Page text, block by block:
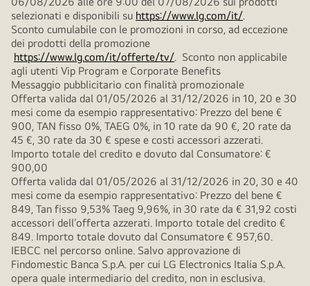
selezionati e disponibili su https://www.lg.com/it/.
Sconto cumulabile con le promozioni in corso, ad eccezione
dei prodotti della promozione
https://www.lg.com/it/offerte/tv/. Sconto non applicabile
agli utenti Vip Program e Corporate Benefits
Messaggio pubblicitario con finalità promozionale
Offerta valida dal 01/05/2026 al 31/12/2026 in 10, 20 e 30
mesi come da esempio rappresentativo: Prezzo del bene €
900, TAN fisso 0%, TAEG 0%, in 10 rate da 90 €, 20 rate da
45 €, 30 rate da 30 € spese e costi accessori azzerati.
Importo totale del credito e dovuto dal Consumatore: €
900,00
Offerta valida dal 01/05/2026 al 31/12/2026 in 20, 30 e 40
mesi come da esempio rappresentativo: Prezzo del bene €
849, Tan fisso 9,53% Taeg 9,96%, in 30 rate da € 31,92 costi
accessori dell’offerta azzerati. Importo totale del credito €
849. Importo totale dovuto dal Consumatore € 957,60.
IEBCC nel percorso online. Salvo approvazione di
Findomestic Banca S.p.A. per cui LG Electronics Italia S.p.A.
opera quale intermediario del credito, non in esclusiva.